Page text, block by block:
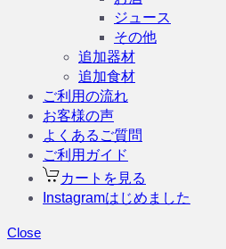
ジュース
その他
追加器材
追加食材
ご利用の流れ
お客様の声
よくあるご質問
ご利用ガイド
カートを見る
Instagramはじめました
Close